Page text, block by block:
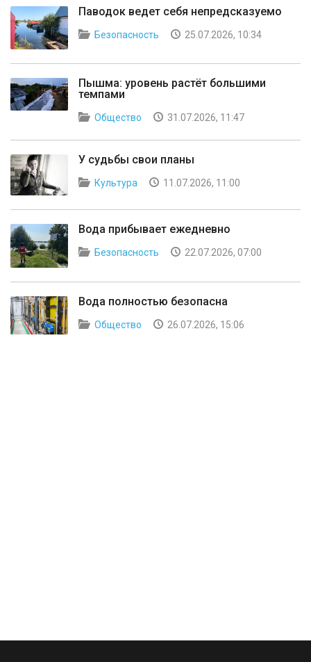
Паводок ведет себя непредсказуемо
Безопасность 25.07.2026, 10:34
Пышма: уровень растёт большими
темпами
Общество 31.07.2026, 11:47
У судьбы свои планы
Культура 11.07.2026, 11:00
Вода прибывает ежедневно
Безопасность 22.07.2026, 07:00
Вода полностью безопасна
Общество 26.07.2026, 15:06